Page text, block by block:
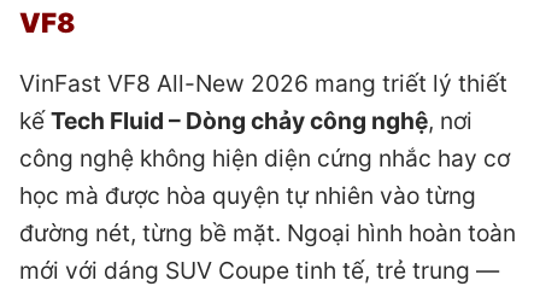
VF8
VinFast VF8 All-New 2026 mang triết lý thiết
kếTech Fluid – Dòng chảy công nghệ, nơi
công nghệ không hiện diện cứng nhắc hay cơ
học mà được hòa quyện tự nhiên vào từng
đường nét, từng bề mặt. Ngoại hình hoàn toàn
mới với dáng SUV Coupe tinh tế, trẻ trung —